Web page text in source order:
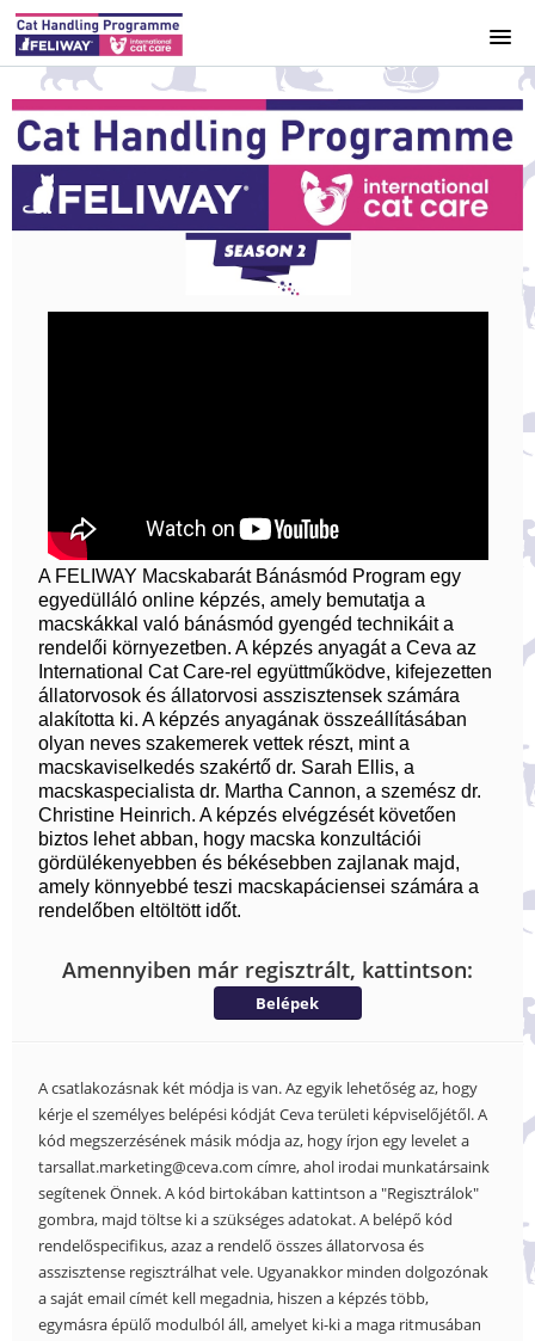
HOME
COURSE CATALOG
ACCESS
A FELIWAY Macskabarát Bánásmód Program egy
egyedülláló online képzés, amely bemutatja a
macskákkal való bánásmód gyengéd technikáit a
rendelői környezetben. A képzés anyagát a Ceva az
International Cat Care-rel együttműködve, kifejezetten
állatorvosok és állatorvosi asszisztensek számára
alakította ki. A képzés anyagának összeállításában
olyan neves szakemerek vettek részt, mint a
macskaviselkedés szakértő dr. Sarah Ellis, a
macskaspecialista dr. Martha Cannon, a szemész dr.
Christine Heinrich. A képzés elvégzését követően
biztos lehet abban, hogy macska konzultációi
gördülékenyebben és békésebben zajlanak majd,
amely könnyebbé teszi macskapáciensei számára a
rendelőben eltöltött időt.
Amennyiben már regisztrált, kattintson:
Belépek
A csatlakozásnak két módja is van. Az egyik lehetőség az, hogy
kérje el személyes belépési kódját Ceva területi képviselőjétől. A
kód megszerzésének másik módja az, hogy írjon egy levelet a
tarsallat.marketing@ceva.com címre, ahol irodai munkatársaink
segítenek Önnek. A kód birtokában kattintson a "Regisztrálok"
gombra, majd töltse ki a szükséges adatokat. A belépő kód
rendelőspecifikus, azaz a rendelő összes állatorvosa és
asszisztense regisztrálhat vele. Ugyanakkor minden dolgozónak
a saját email címét kell megadnia, hiszen a képzés több,
egymásra épülő modulból áll, amelyet ki-ki a maga ritmusában